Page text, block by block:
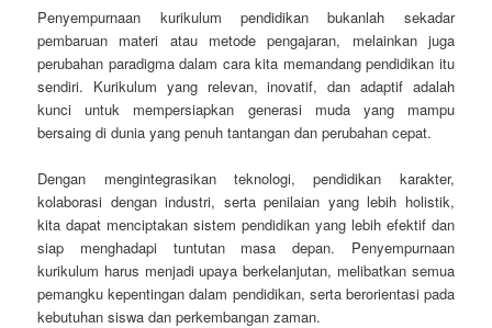
Penyempurnaan kurikulum pendidikan bukanlah sekadar
pembaruan materi atau metode pengajaran, melainkan juga
perubahan paradigma dalam cara kita memandang pendidikan itu
sendiri. Kurikulum yang relevan, inovatif, dan adaptif adalah
kunci untuk mempersiapkan generasi muda yang mampu
bersaing di dunia yang penuh tantangan dan perubahan cepat.
Dengan mengintegrasikan teknologi, pendidikan karakter,
kolaborasi dengan industri, serta penilaian yang lebih holistik,
kita dapat menciptakan sistem pendidikan yang lebih efektif dan
siap menghadapi tuntutan masa depan. Penyempurnaan
kurikulum harus menjadi upaya berkelanjutan, melibatkan semua
pemangku kepentingan dalam pendidikan, serta berorientasi pada
kebutuhan siswa dan perkembangan zaman.